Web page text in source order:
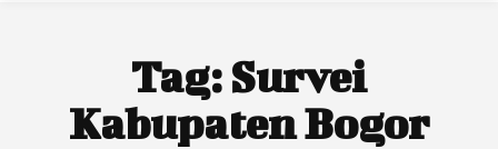
Tag: Survei
Kabupaten Bogor